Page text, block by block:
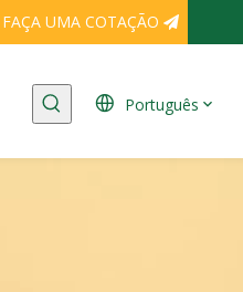
FAÇA UMA COTAÇÃO
Português